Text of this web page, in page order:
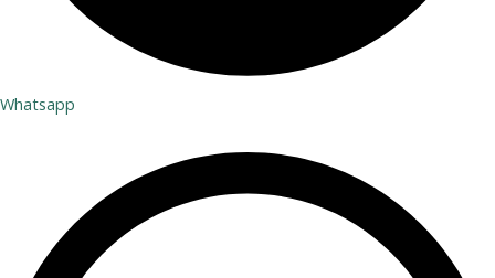
Whatsapp